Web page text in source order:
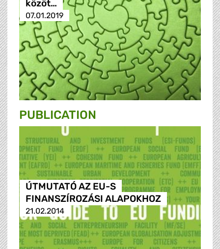
közöt…
07.01.2019
PUBLICATION
ÚTMUTATÓ AZ EU-S
FINANSZÍROZÁSI ALAPOKHOZ
21.02.2014